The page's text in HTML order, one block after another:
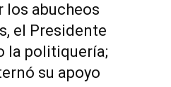
los abucheos
el Presidente
la politiquería;
su apoyo